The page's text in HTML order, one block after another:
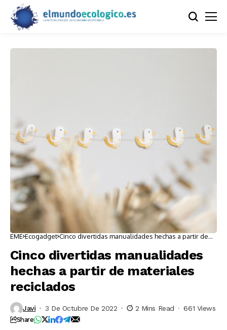
EME Ecogadget Cinco divertidas manualidades hechas a partir de
Cinco divertidas manualidades
hechas a partir de materiales
reciclados
Javi 3 De Octubre De 2022 2 Mins Read 661 Views
Share